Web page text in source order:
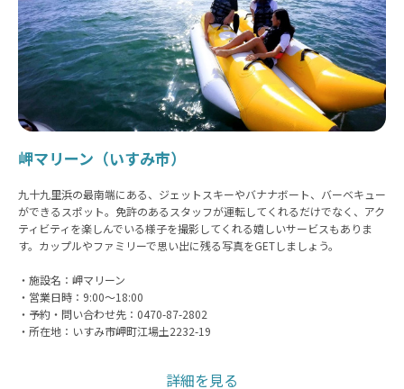
岬マリーン（いすみ市）
九十九里浜の最南端にある、ジェットスキーやバナナボート、バーベキュー
ができるスポット。免許のあるスタッフが運転してくれるだけでなく、アク
ティビティを楽しんでいる様子を撮影してくれる嬉しいサービスもありま
す。カップルやファミリーで思い出に残る写真をGETしましょう。
・施設名：岬マリーン
・営業日時：9:00〜18:00
・予約・問い合わせ先：0470-87-2802
・所在地：いすみ市岬町江場土2232-19
詳細を見る